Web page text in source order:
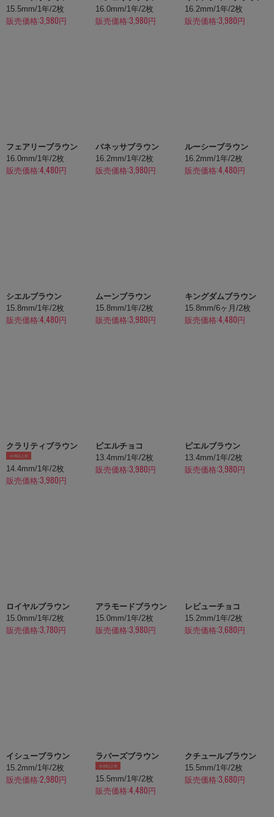
15.5mm/1年/2枚
販売価格:3,980円
16.0mm/1年/2枚
販売価格:3,980円
16.2mm/1年/2枚
販売価格:3,980円
フェアリーブラウン
16.0mm/1年/2枚
販売価格:4,480円
バネッサブラウン
16.2mm/1年/2枚
販売価格:3,980円
ルーシーブラウン
16.2mm/1年/2枚
販売価格:4,480円
シエルブラウン
15.8mm/1年/2枚
販売価格:4,480円
ムーンブラウン
15.8mm/1年/2枚
販売価格:3,980円
キングダムブラウン
15.8mm/6ヶ月/2枚
販売価格:4,480円
クラリティブラウン
-8.00以上有
14.4mm/1年/2枚
販売価格:3,980円
ピエルチョコ
13.4mm/1年/2枚
販売価格:3,980円
ピエルブラウン
13.4mm/1年/2枚
販売価格:3,980円
ロイヤルブラウン
15.0mm/1年/2枚
販売価格:3,780円
アラモードブラウン
15.0mm/1年/2枚
販売価格:3,980円
レビューチョコ
15.2mm/1年/2枚
販売価格:3,680円
イシューブラウン
15.2mm/1年/2枚
販売価格:2,980円
ラバーズブラウン
-8.00以上有
15.5mm/1年/2枚
販売価格:4,480円
クチュールブラウン
15.5mm/1年/2枚
販売価格:3,680円